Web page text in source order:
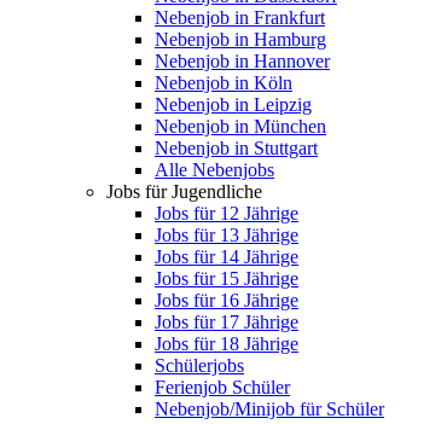
Nebenjob in Frankfurt
Nebenjob in Hamburg
Nebenjob in Hannover
Nebenjob in Köln
Nebenjob in Leipzig
Nebenjob in München
Nebenjob in Stuttgart
Alle Nebenjobs
Jobs für Jugendliche
Jobs für 12 Jährige
Jobs für 13 Jährige
Jobs für 14 Jährige
Jobs für 15 Jährige
Jobs für 16 Jährige
Jobs für 17 Jährige
Jobs für 18 Jährige
Schülerjobs
Ferienjob Schüler
Nebenjob/Minijob für Schüler